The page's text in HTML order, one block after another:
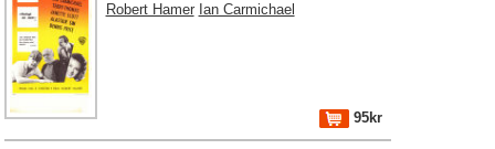
Robert Hamer Ian Carmichael
95kr